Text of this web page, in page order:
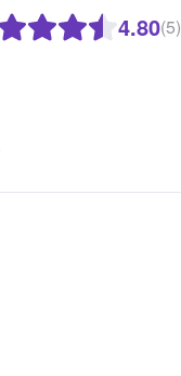
4.80(5)